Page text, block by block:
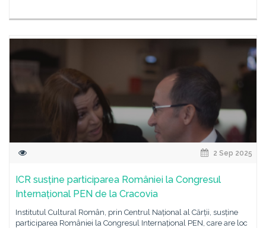
2 Sep 2025
ICR susține participarea României la Congresul
Internațional PEN de la Cracovia
Institutul Cultural Român, prin Centrul Național al Cărții, susține
participarea României la Congresul Internațional PEN, care are loc